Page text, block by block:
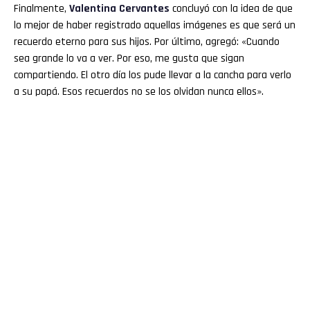
Finalmente, Valentina Cervantes concluyó con la idea de que
lo mejor de haber registrado aquellas imágenes es que será un
recuerdo eterno para sus hijos. Por último, agregó: «Cuando
sea grande lo va a ver. Por eso, me gusta que sigan
compartiendo. El otro día los pude llevar a la cancha para verlo
a su papá. Esos recuerdos no se los olvidan nunca ellos».